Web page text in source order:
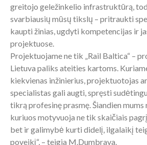
greitojo geležinkelio infrastruktūrą,
svarbiausių mūsų tikslų – pritraukti
kaupti žinias, ugdyti kompetencijas ir
projektuose.
Projektuojame ne tik „Rail Baltica“ –
Lietuva paliks ateities kartoms.
kiekvienas inžinierius, projektuotojas
specialistas gali augti, spręsti
tikrą profesinę prasmę. Šiandien
kuriuos motyvuoja ne tik skaičiais
bet ir galimybė kurti didelį, ilgalaikį
poveikį“, – teigia M.Dumbrava.